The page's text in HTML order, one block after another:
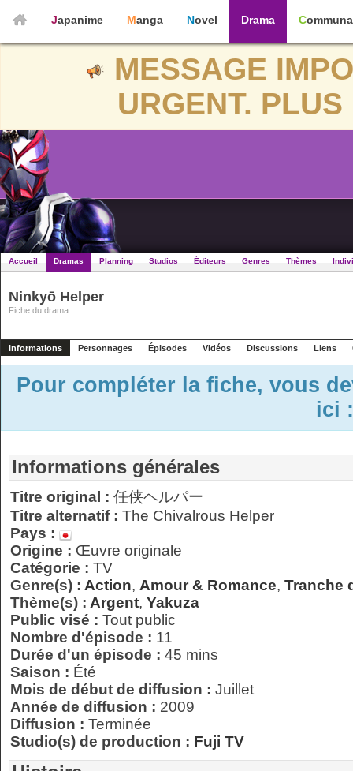
Japanime Manga Novel Drama
MESSAGE
URGENT.
Accueil Dramas Planning Studios Éditeurs Genres Thèmes
Ninkyō Helper
Fiche du drama
Informations Personnages Épisodes Vidéos Discussions Liens
Pour compléter la fiche, vous
ici
Informations générales
Titre original : 任侠ヘルパー
Titre alternatif : The Chivalrous Helper
Pays :
Origine : Œuvre originale
Catégorie : TV
Genre(s) : Action, Amour & Romance, Tranche
Thème(s) : Argent, Yakuza
Public visé : Tout public
Nombre d'épisode : 11
Durée d'un épisode : 45 mins
Saison : Été
Mois de début de diffusion : Juillet
Année de diffusion : 2009
Diffusion : Terminée
Studio(s) de production : Fuji TV